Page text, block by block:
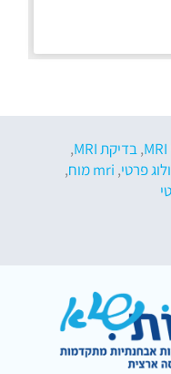
,בדיקת MRI
,
פרטי, mri מוח
,